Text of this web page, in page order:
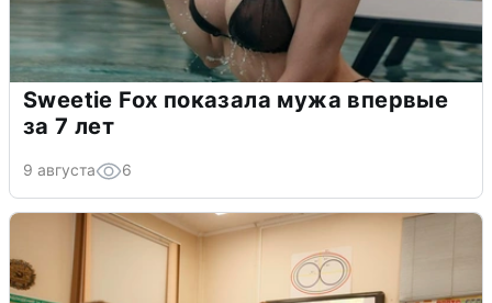
Sweetie Fox показала мужа впервые
за 7 лет
9 августа 6